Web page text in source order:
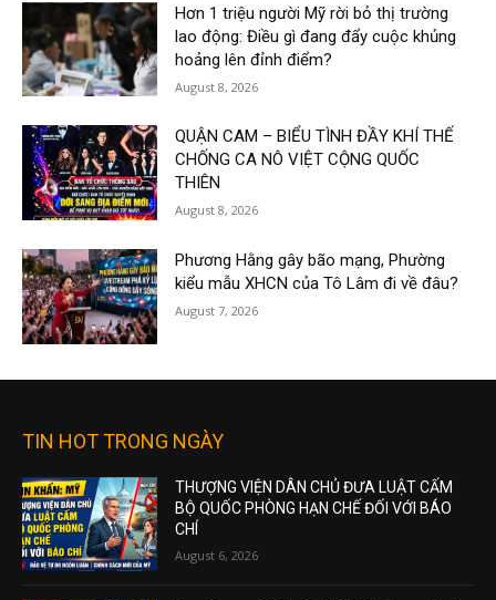
Hơn 1 triệu người Mỹ rời bỏ thị trường
lao động: Điều gì đang đẩy cuộc khủng
hoảng lên đỉnh điểm?
August 8, 2026
QUẬN CAM – BIỂU TÌNH ĐẦY KHÍ THẾ
CHỐNG CA NÔ VIỆT CỘNG QUỐC
THIÊN
August 8, 2026
Phương Hằng gây bão mạng, Phường
kiểu mẫu XHCN của Tô Lâm đi về đâu?
August 7, 2026
TIN HOT TRONG NGÀY
THƯỢNG VIỆN DÂN CHỦ ĐƯA LUẬT CẤM
BỘ QUỐC PHÒNG HẠN CHẾ ĐỐI VỚI BÁO
CHÍ
August 6, 2026